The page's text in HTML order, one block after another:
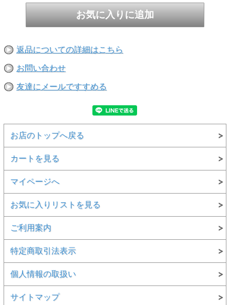
返品についての詳細はこちら
お問い合わせ
友達にメールですすめる
お店のトップへ戻る
カートを見る
マイページへ
お気に入りリストを見る
ご利用案内
特定商取引法表示
個人情報の取扱い
サイトマップ